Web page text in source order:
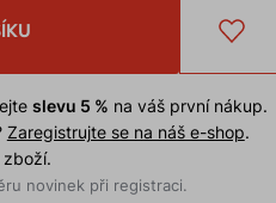
slevu 5 % na váš první nákup.
Zaregistrujte se na náš e-shop.
novinek při registraci.